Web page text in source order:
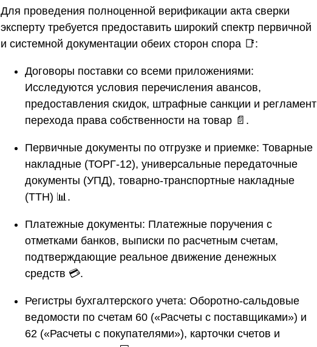
Для проведения полноценной верификации акта сверки
эксперту требуется предоставить широкий спектр первичной
и системной документации обеих сторон спора 📑:
Договоры поставки со всеми приложениями:
Исследуются условия перечисления авансов,
предоставления скидок, штрафные санкции и регламент
перехода права собственности на товар 📄.
Первичные документы по отгрузке и приемке: Товарные
накладные (ТОРГ-12), универсальные передаточные
документы (УПД), товарно-транспортные накладные
(ТТН) 📊.
Платежные документы: Платежные поручения с
отметками банков, выписки по расчетным счетам,
подтверждающие реальное движение денежных
средств 💳.
Регистры бухгалтерского учета: Оборотно-сальдовые
ведомости по счетам 60 («Расчеты с поставщиками») и
62 («Расчеты с покупателями»), карточки счетов и